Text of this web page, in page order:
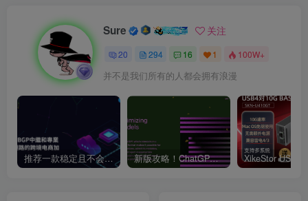
Sure 关注
20 294 16 1 100W+
并不是我们所有的人都会拥有浪漫
推荐一款稳定且不会跑路的VPN支持4K【VPN】 新版攻略！ChatGPT注册流程，超详细基础教程！【ChatGPT】